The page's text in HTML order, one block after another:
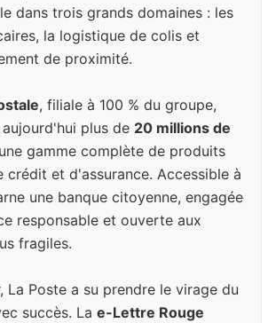
dans trois grands domaines : les
la logistique de colis et
de proximité.
, filiale à 100 % du groupe,
plus de 20 millions de
gamme complète de produits
crédit et d'assurance. Accessible à
une banque citoyenne, engagée
responsable et ouverte aux
fragiles.
La Poste a su prendre le virage du
succès. La e-Lettre Rouge